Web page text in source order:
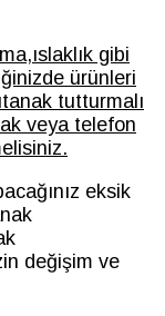
gibi
ürünleri
tutturmalı
veya telefon
eksik
değişim ve